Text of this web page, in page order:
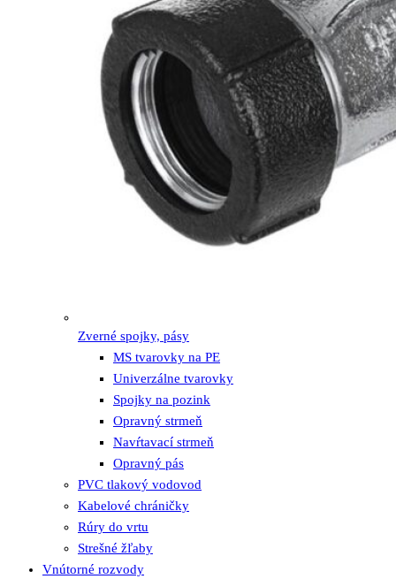
Zverné spojky, pásy
MS tvarovky na PE
Univerzálne tvarovky
Spojky na pozink
Opravný strmeň
Navŕtavací strmeň
Opravný pás
PVC tlakový vodovod
Kabelové chráničky
Rúry do vrtu
Strešné žľaby
Vnútorné rozvody